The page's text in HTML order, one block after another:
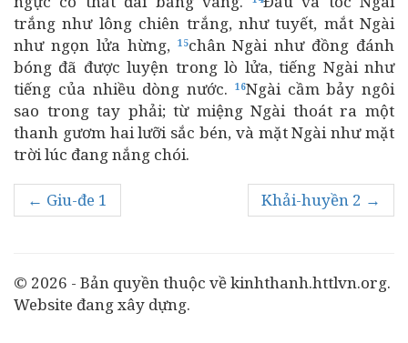
trắng như lông chiên trắng, như tuyết, mắt Ngài
như ngọn lửa hừng, 15chân Ngài như đồng đánh
bóng đã được luyện trong lò lửa, tiếng Ngài như
tiếng của nhiều dòng nước.
16Ngài cầm bảy ngôi
sao trong tay phải; từ miệng Ngài thoát ra một
thanh gươm hai lưỡi sắc bén, và mặt Ngài như mặt
trời lúc đang nắng chói.
← Giu-đe 1 Khải-huyền 2 →
© 2026 - Bản quyền thuộc về kinhthanh.httlvn.org.
Website đang xây dựng.